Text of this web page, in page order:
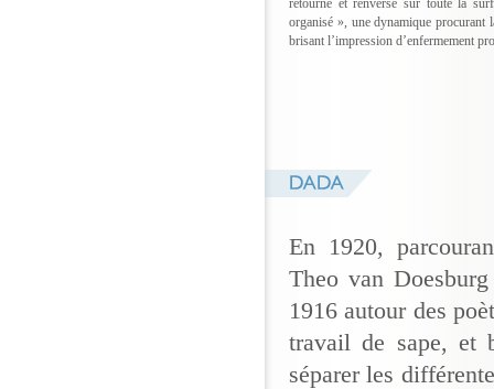
retourné et renversé sur toute la
organisé », une dynamique procurant
brisant l’impression d’enfermement
En 1920,
Theo van
1916 autour des
travail de sape, et
séparer les